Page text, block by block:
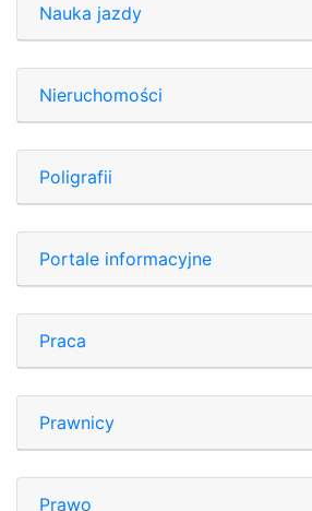
Nauka jazdy
Nieruchomości
Poligrafii
Portale informacyjne
Praca
Prawnicy
Prawo